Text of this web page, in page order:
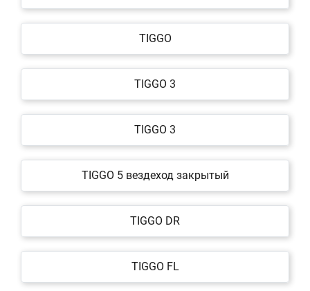
TIGGO
TIGGO 3
TIGGO 3
TIGGO 5 вездеход закрытый
TIGGO DR
TIGGO FL